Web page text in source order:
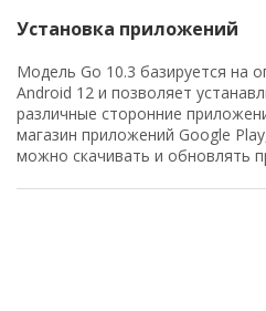
Установка приложений
Модель Go 10.3 базируется на
Android 12 и позволяет
различные сторонние
магазин приложений Google
можно скачивать и обновлять